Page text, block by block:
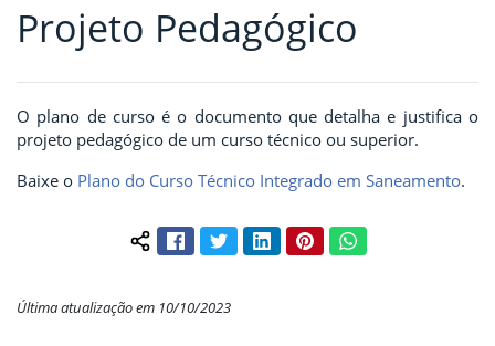
Fim da navegação
Início do conteúdo
Projeto Pedagógico
O plano de curso é o documento que detalha e justifica o
projeto pedagógico de um curso técnico ou superior.
Baixe o Plano do Curso Técnico Integrado em Saneamento.
Compartilhar conteúdo:
FacebookTwitterLinkedInPinterestWhatsApp
Última atualização em 10/10/2023